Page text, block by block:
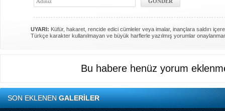
UYARI: Küfür, hakaret, rencide edici cümleler veya imalar, inançlara saldırı
Türkçe karakter kullanılmayan ve büyük harflerle yazılmış yorumlar
Bu habere henüz yorum
SON EKLENENGALERİLER